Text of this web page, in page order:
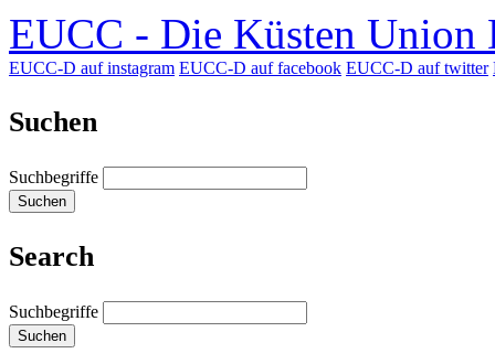
EUCC - Die Küsten Union
EUCC-D auf instagram EUCC-D auf facebook EUCC-D auf twitter
Suchen
Suchbegriffe
Suchen
Search
Suchbegriffe
Suchen